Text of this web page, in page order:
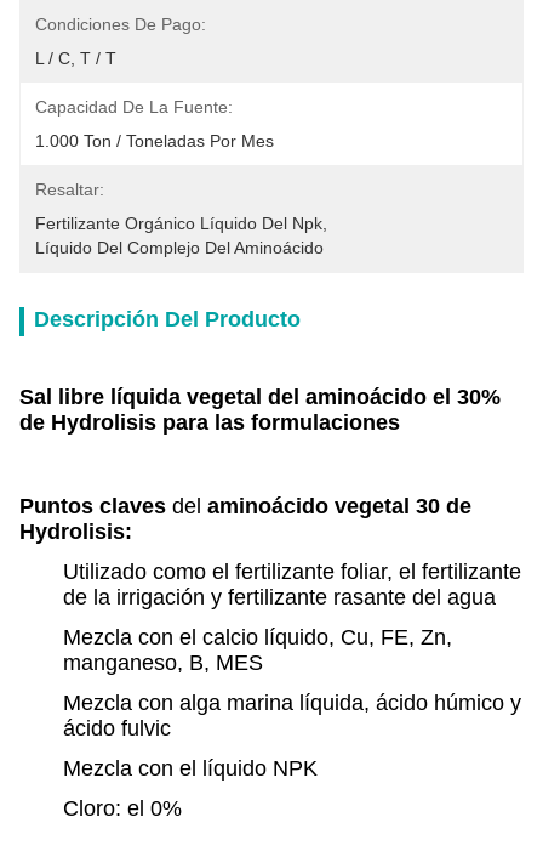
Condiciones De Pago:
L / C, T / T
Capacidad De La Fuente:
1.000 Ton / Toneladas Por Mes
Resaltar:
Fertilizante Orgánico Líquido Del Npk
Líquido Del Complejo Del Aminoácido
Descripción Del Producto
Sal libre líquida vegetal del aminoácido el 30%
de Hydrolisis para las formulaciones
Puntos claves del aminoácido vegetal 30 de
Hydrolisis:
Utilizado como el fertilizante foliar, el fertilizante
de la irrigación y fertilizante rasante del agua
Mezcla con el calcio líquido, Cu, FE, Zn,
manganeso, B, MES
Mezcla con alga marina líquida, ácido húmico y
ácido fulvic
Mezcla con el líquido NPK
Cloro: el 0%